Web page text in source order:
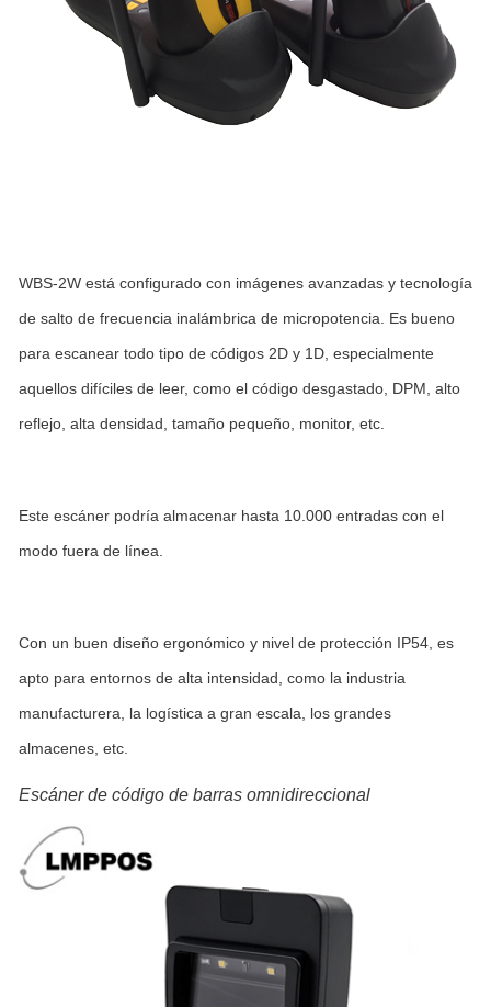
WBS-2W está configurado con imágenes avanzadas y tecnología
de salto de frecuencia inalámbrica de micropotencia. Es bueno
para escanear todo tipo de códigos 2D y 1D, especialmente
aquellos difíciles de leer, como el código desgastado, DPM, alto
reflejo, alta densidad, tamaño pequeño, monitor, etc.
Este escáner podría almacenar hasta 10.000 entradas con el
modo fuera de línea.
Con un buen diseño ergonómico y nivel de protección IP54, es
apto para entornos de alta intensidad, como la industria
manufacturera, la logística a gran escala, los grandes
almacenes, etc.
Escáner de código de barras omnidireccional